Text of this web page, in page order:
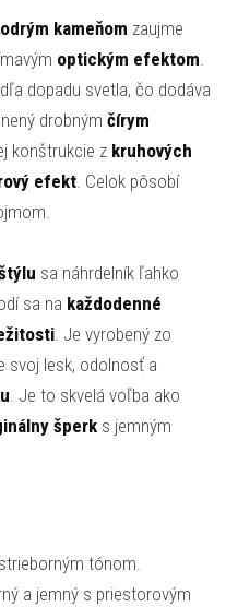
kameňom zaujme
optickým efektom.
dopadu svetla, čo dodáva
drobným čírym
konštrukcie z kruhových
efekt. Celok pôsobí
sa náhrdelník ľahko
sa na každodenné
. Je vyrobený zo
svoj lesk, odolnosť a
. Je to skvelá voľba ako
šperk s jemným
tónom.
a jemný s priestorovým